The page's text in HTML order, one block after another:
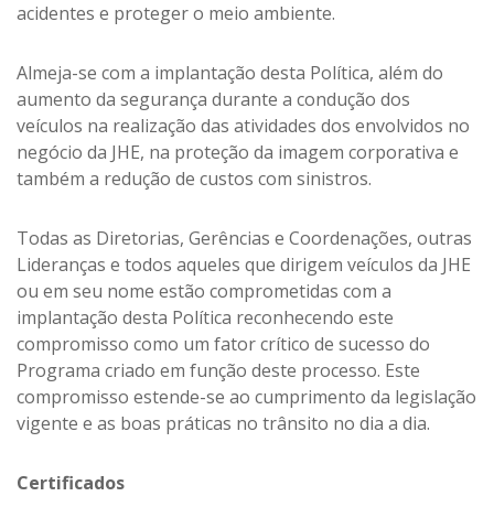
acidentes e proteger o meio ambiente.
Almeja-se com a implantação desta Política, além do
aumento da segurança durante a condução dos
veículos na realização das atividades dos envolvidos no
negócio da JHE, na proteção da imagem corporativa e
também a redução de custos com sinistros.
Todas as Diretorias, Gerências e Coordenações, outras
Lideranças e todos aqueles que dirigem veículos da JHE
ou em seu nome estão comprometidas com a
implantação desta Política reconhecendo este
compromisso como um fator crítico de sucesso do
Programa criado em função deste processo. Este
compromisso estende-se ao cumprimento da legislação
vigente e as boas práticas no trânsito no dia a dia.
Certificados